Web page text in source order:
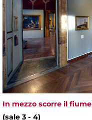
In mezzo scorre il fiume
(sale 3 - 4)